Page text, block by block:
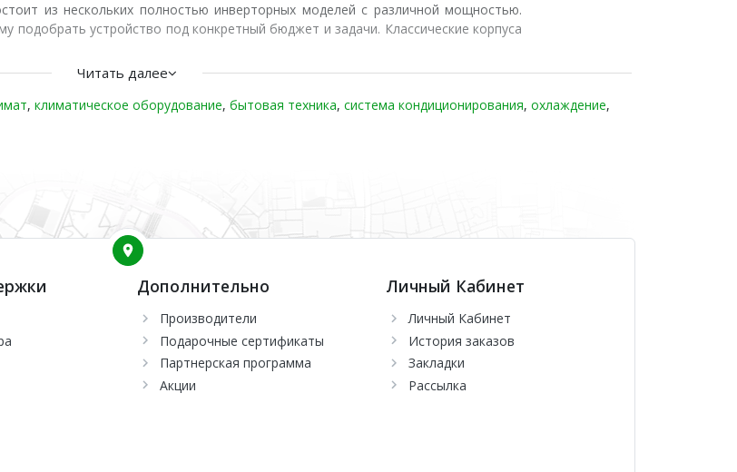
из нескольких полностью инверторных моделей с различной мощностью.
устройство под конкретный бюджет и задачи. Классические корпуса
интерьерах.
Читать далее
, климатическое оборудование, бытовая техника, система кондиционирования, охлаждение,
Дополнительно
Производители
Подарочные сертификаты
Партнерская программа
Акции
Личный Кабинет
Личный Кабинет
История заказов
Закладки
Рассылка